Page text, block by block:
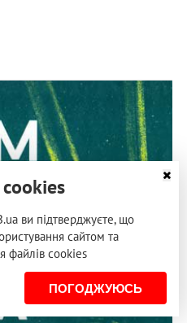
ви підтверджуєте, що
сайтом та
файлів cookies
ПОГОДЖУЮСЬ